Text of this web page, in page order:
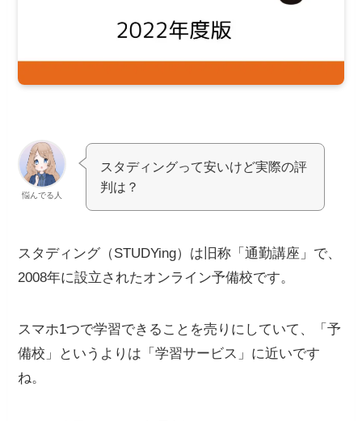
悩んでる人
スタディングって安いけど実際の評
判は？
スタディング（STUDYing） は旧称「通勤講座」で、
2008年に設立されたオンライン予備校です。
スマホ1つで学習できることを売りにしていて、「予
備校」というよりは「学習サービス」に近いです
ね。